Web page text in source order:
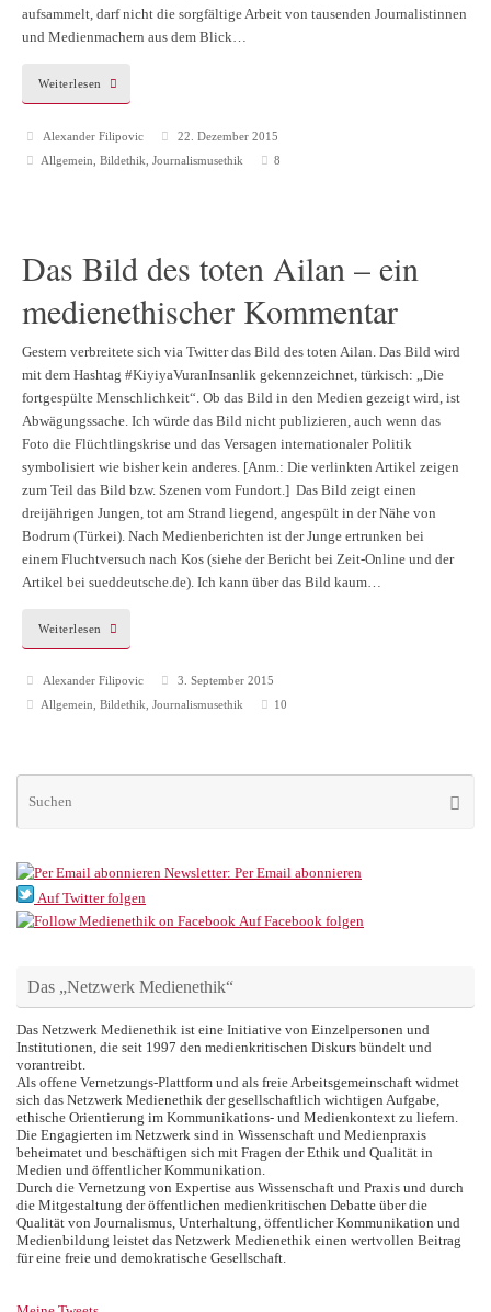
aufsammelt, darf nicht die sorgfältige Arbeit von tausenden Journalistinnen
und Medienmachern aus dem Blick…
Weiterlesen
Alexander Filipovic
22. Dezember 2015
Allgemein Bildethik Journalismusethik 8
Das Bild des toten Ailan – ein
medienethischer Kommentar
Gestern verbreitete sich via Twitter das Bild des toten Ailan. Das Bild wird
mit dem Hashtag #KiyiyaVuranInsanlik gekennzeichnet, türkisch: „Die
fortgespülte Menschlichkeit“. Ob das Bild in den Medien gezeigt wird, ist
Abwägungssache. Ich würde das Bild nicht publizieren, auch wenn das
Foto die Flüchtlingskrise und das Versagen internationaler Politik
symbolisiert wie bisher kein anderes. [Anm.: Die verlinkten Artikel zeigen
zum Teil das Bild bzw. Szenen vom Fundort.] Das Bild zeigt einen
dreijährigen Jungen, tot am Strand liegend, angespült in der Nähe von
Bodrum (Türkei). Nach Medienberichten ist der Junge ertrunken bei
einem Fluchtversuch nach Kos (siehe der Bericht bei Zeit-Online und der
Artikel bei sueddeutsche.de). Ich kann über das Bild kaum…
Weiterlesen
Alexander Filipovic
3. September 2015
Allgemein Bildethik Journalismusethik 10
Newsletter: Per Email abonnieren
Auf Twitter folgen
Auf Facebook folgen
Das „Netzwerk Medienethik“
Das Netzwerk Medienethik ist eine Initiative von Einzelpersonen und
Institutionen, die seit 1997 den medienkritischen Diskurs bündelt und
vorantreibt.
Als offene Vernetzungs-Plattform und als freie Arbeitsgemeinschaft widmet
sich das Netzwerk Medienethik der gesellschaftlich wichtigen Aufgabe,
ethische Orientierung im Kommunikations- und Medienkontext zu liefern.
Die Engagierten im Netzwerk sind in Wissenschaft und Medienpraxis
beheimatet und beschäftigen sich mit Fragen der Ethik und Qualität in
Medien und öffentlicher Kommunikation.
Durch die Vernetzung von Expertise aus Wissenschaft und Praxis und durch
die Mitgestaltung der öffentlichen medienkritischen Debatte über die
Qualität von Journalismus, Unterhaltung, öffentlicher Kommunikation und
Medienbildung leistet das Netzwerk Medienethik einen wertvollen Beitrag
für eine freie und demokratische Gesellschaft.